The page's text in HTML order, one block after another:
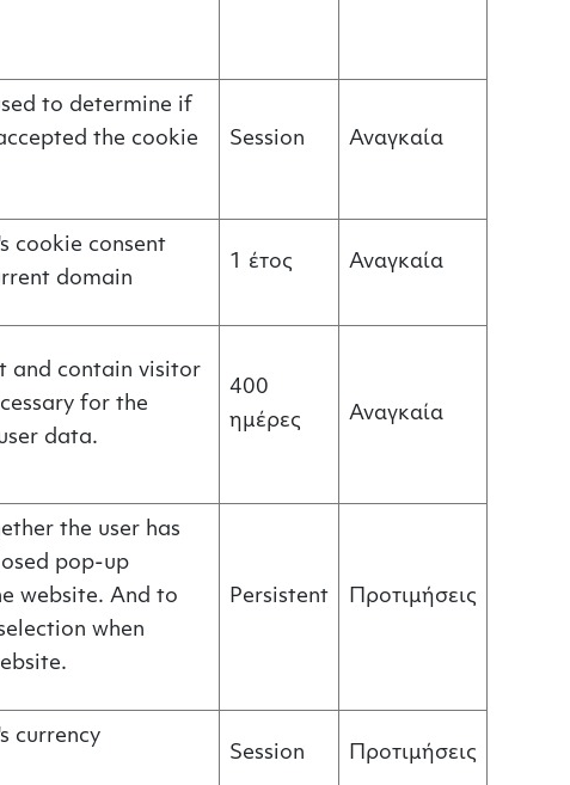
to determine if
the cookie
Session Αναγκαία
cookie consent
domain
1 έτος Αναγκαία
and contain visitor
for the
data.
400
ημέρες
Αναγκαία
the user has
pop-up
website. And to
when
Persistent Προτιμήσεις
currency
Session Προτιμήσεις